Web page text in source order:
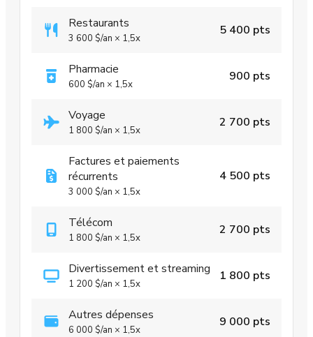
Restaurants
3 600 $/an × 1,5x
5 400 pts
Pharmacie
600 $/an × 1,5x
900 pts
Voyage
1 800 $/an × 1,5x
2 700 pts
Factures et paiements
récurrents
3 000 $/an × 1,5x
4 500 pts
Télécom
1 800 $/an × 1,5x
2 700 pts
Divertissement et streaming
1 200 $/an × 1,5x
1 800 pts
Autres dépenses
6 000 $/an × 1,5x
9 000 pts